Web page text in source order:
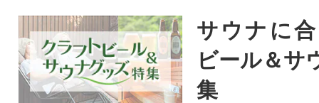
サウナに
ビール＆サ
集